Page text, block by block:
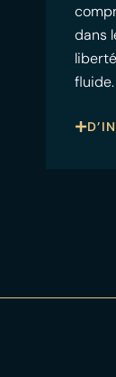
dans
fluide.